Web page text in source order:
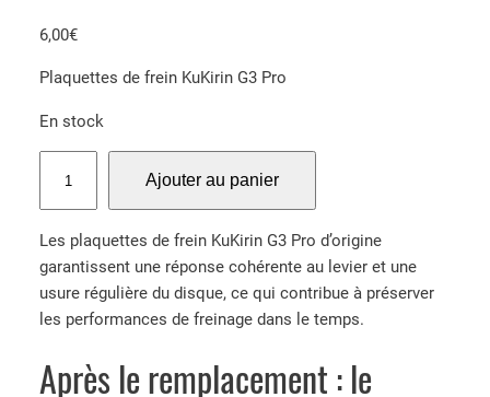
6,00€
Plaquettes de frein KuKirin G3 Pro
En stock
a
n
t
i
t
d
Ajouter au panier
Les plaquettes de frein KuKirin G3 Pro d’origine
garantissent une réponse cohérente au levier et une
usure régulière du disque, ce qui contribue à préserver
les performances de freinage dans le temps.
Après le remplacement : le